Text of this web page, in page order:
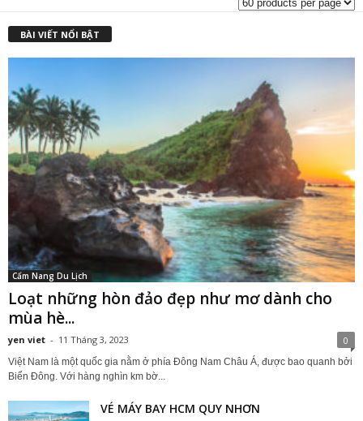
BÀI VIẾT NỔI BẬT
Cẩm Nang Du Lịch
Loạt những hòn đảo đẹp như mơ dành cho
mùa hè...
yen viet - 11 Tháng 3, 2023 0
Việt Nam là một quốc gia nằm ở phía Đông Nam Châu Á, được bao quanh bởi
Biển Đông. Với hàng nghìn km bờ...
VÉ MÁY BAY HCM QUY NHƠN